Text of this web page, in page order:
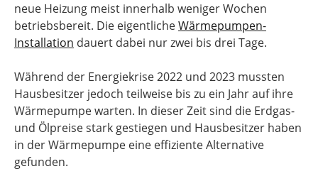
neue Heizung meist innerhalb weniger Wochen
betriebsbereit. Die eigentlicheWärmepumpen-
Installation dauert dabei nur zwei bis drei Tage.
Während der Energiekrise 2022 und 2023 mussten
Hausbesitzer jedoch teilweise bis zu ein Jahr auf ihre
Wärmepumpe warten. In dieser Zeit sind die Erdgas-
und Ölpreise stark gestiegen und Hausbesitzer haben
in der Wärmepumpe eine effiziente Alternative
gefunden.